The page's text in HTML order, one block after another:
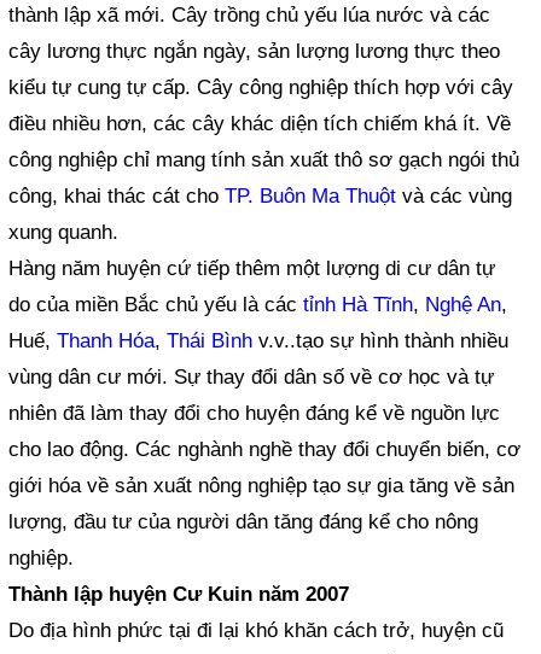
thành lập xã mới. Cây trồng chủ yếu lúa nước và các
cây lương thực ngắn ngày, sản lượng lương thực theo
kiểu tự cung tự cấp. Cây công nghiệp thích hợp với cây
điều nhiều hơn, các cây khác diện tích chiếm khá ít. Về
công nghiệp chỉ mang tính sản xuất thô sơ gạch ngói thủ
công, khai thác cát choTP. Buôn Ma Thuột và các vùng
xung quanh.
Hàng năm huyện cứ tiếp thêm một lượng di cư dân tự
do của miền Bắc chủ yếu là cáctỉnh Hà Tĩnh, Nghệ An,
Huế,Thanh Hóa,Thái Bình v.v..tạo sự hình thành nhiều
vùng dân cư mới. Sự thay đổi dân số về cơ học và tự
nhiên đã làm thay đổi cho huyện đáng kể về nguồn lực
cho lao động. Các nghành nghề thay đổi chuyển biến, cơ
giới hóa về sản xuất nông nghiệp tạo sự gia tăng về sản
lượng, đầu tư của người dân tăng đáng kể cho nông
nghiệp.
Thành lập huyện Cư Kuin năm 2007
Do địa hình phức tại đi lại khó khăn cách trở, huyện cũ